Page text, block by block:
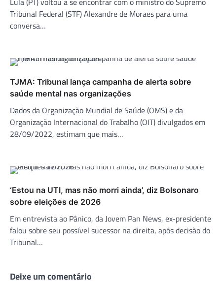
Tribunal Federal (STF) Alexandre de Moraes para uma
conversa…
TJMA: Tribunal lança campanha de alerta sobre
saúde mental nas organizações
Dados da Organização Mundial de Saúde (OMS) e da
Organização Internacional do Trabalho (OIT) divulgados em
28/09/2022, estimam que mais…
‘Estou na UTI, mas não morri ainda’, diz Bolsonaro
sobre eleições de 2026
Em entrevista ao Pânico, da Jovem Pan News, ex-presidente
falou sobre seu possível sucessor na direita, após decisão do
Tribunal…
Deixe um comentário